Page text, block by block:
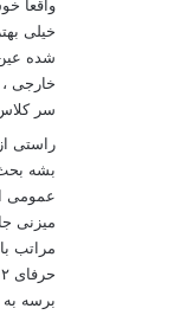
واقعاً
خیلی
شده عین
خارجی ،
سر کلاس
راستی
بشه
عمومی
میزنی
مراتب
برسه